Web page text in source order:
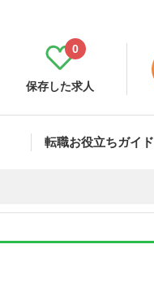
保存した求人
0
転職お役立ちガイド